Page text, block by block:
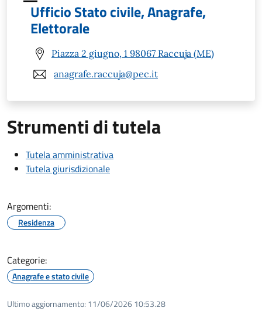
Ufficio Stato civile, Anagrafe,
Elettorale
Piazza 2 giugno, 1 98067 Raccuja (ME)
anagrafe.raccuja@pec.it
Strumenti di tutela
Tutela amministrativa
Tutela giurisdizionale
Argomenti:
Residenza
Categorie:
Anagrafe e stato civile
Ultimo aggiornamento: 11/06/2026 10:53.28